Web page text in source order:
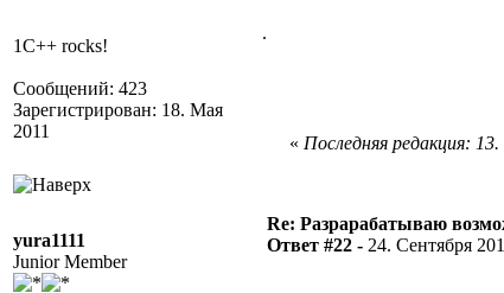
1C++ rocks!
Сообщений: 423
Зарегистрирован: 18. Мая
2011
.
« Последняя редакция:
yura1111
Junior Member
Re: Разрарабатываю
Ответ #22 - 24. Сентября